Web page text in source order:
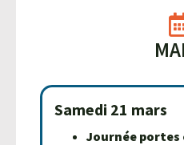
Samedi 21 mars
Journée portes